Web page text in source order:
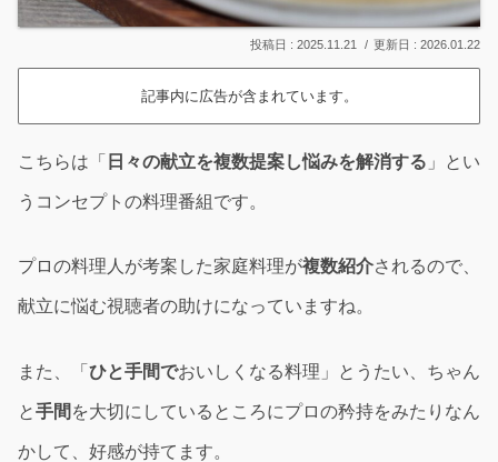
2025.11.21 2026.01.22
記事内に広告が含まれています。
こちらは「 日々の献立を複数提案し悩みを解消する 」とい
うコンセプトの料理番組です。
プロの料理人が考案した家庭料理が複数紹介されるので、
献立に悩む視聴者の助けになっていますね。
また、「 ひと手間でおいしくなる料理」とうたい、ちゃん
と手間 を大切にしているところにプロの矜持をみたりなん
かして、好感が持てます。